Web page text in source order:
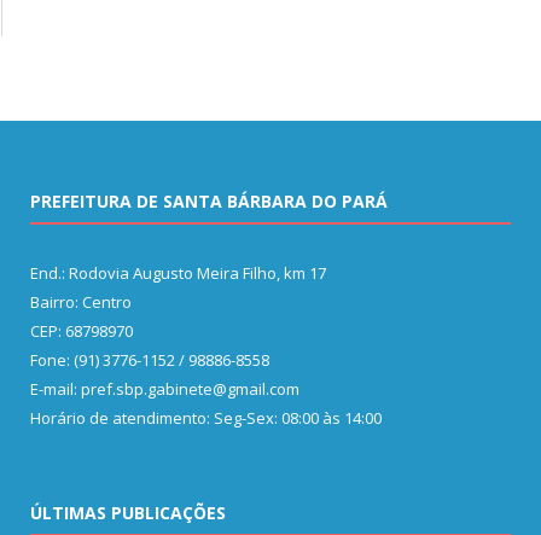
PREFEITURA DE SANTA BÁRBARA DO PARÁ
End.: Rodovia Augusto Meira Filho, km 17
Bairro: Centro
CEP: 68798970
Fone: (91) 3776-1152 / 98886-8558
E-mail: pref.sbp.gabinete@gmail.com
Horário de atendimento: Seg-Sex: 08:00 às 14:00
ÚLTIMAS PUBLICAÇÕES